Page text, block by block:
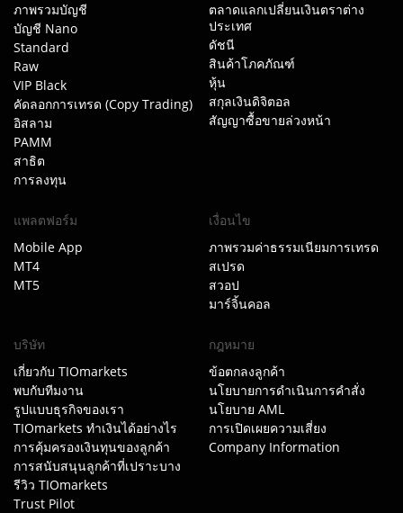
ภาพรวมบัญชี
บัญชี Nano
Standard
Raw
VIP Black
คัดลอกการเทรด (Copy Trading)
อิสลาม
PAMM
สาธิต
การลงทุน
ตลาดแลกเปลี่ยนเงินตราต่าง
ประเทศ
ดัชนี
สินค้าโภคภัณฑ์
หุ้น
สกุลเงินดิจิตอล
สัญญาซื้อขายล่วงหน้า
แพลตฟอร์ม
Mobile App
MT4
MT5
เงื่อนไข
ภาพรวมค่าธรรมเนียมการเทรด
สเปรด
สวอป
มาร์จิ้นคอล
บริษัท
เกี่ยวกับ TIOmarkets
พบกับทีมงาน
รูปแบบธุรกิจของเรา
TIOmarkets ทำเงินได้อย่างไร
การคุ้มครองเงินทุนของลูกค้า
การสนับสนุนลูกค้าที่เปราะบาง
รีวิว TIOmarkets
Trust Pilot
กฎหมาย
ข้อตกลงลูกค้า
นโยบายการดำเนินการคำสั่ง
นโยบาย AML
การเปิดเผยความเสี่ยง
Company Information